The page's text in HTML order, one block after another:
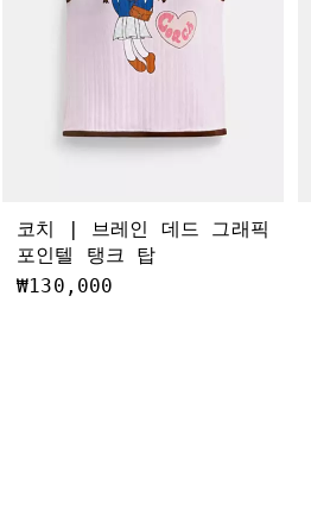
코치 | 브레인 데드 그래픽
포인텔 탱크 탑
₩130,000